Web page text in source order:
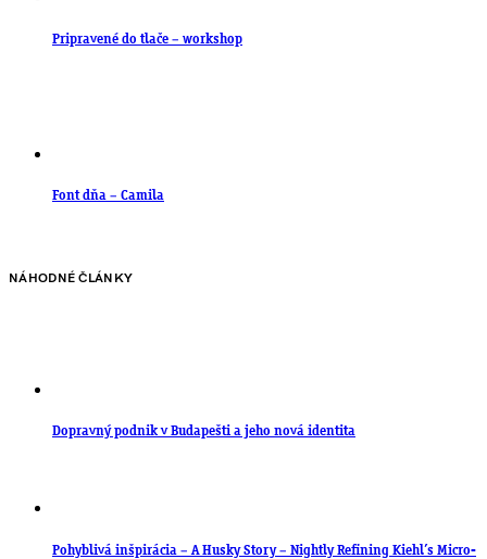
Pripravené do tlače – workshop
Font dňa – Camila
NÁHODNÉ ČLÁNKY
Dopravný podnik v Budapešti a jeho nová identita
Pohyblivá inšpirácia – A Husky Story – Nightly Refining Kiehl’s Micro-